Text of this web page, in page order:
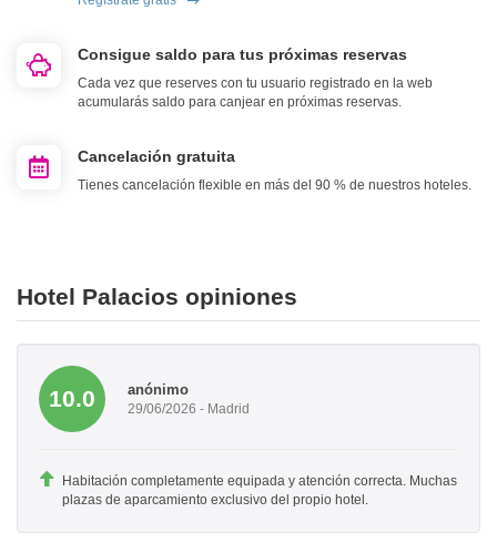
Consigue saldo para tus próximas reservas
Cada vez que reserves con tu usuario registrado en la web
acumularás saldo para canjear en próximas reservas.
Cancelación gratuita
Tienes cancelación flexible en más del 90 % de nuestros hoteles.
Hotel Palacios opiniones
10.0 anónimo
29/06/2026 - Madrid
Habitación completamente equipada y atención correcta. Muchas
plazas de aparcamiento exclusivo del propio hotel.